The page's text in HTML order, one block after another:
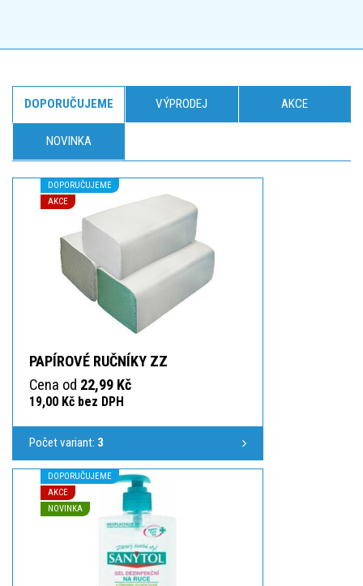
DOPORUČUJEME VÝPRODEJ AKCE
NOVINKA
DOPORUČUJEME
AKCE
PAPÍROVÉ RUČNÍKY ZZ
Cena od 22,99 Kč
19,00 Kč bez DPH
Počet variant: 3
DOPORUČUJEME
AKCE
NOVINKA